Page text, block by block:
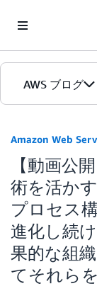
AWS ブログ
カテゴリ
エディション
Amazon Web
【動画公
術を活か
プロセス
進化し続
果的な組
てそれら